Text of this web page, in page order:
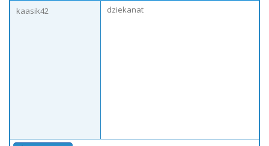
kaasik42
dziekanat